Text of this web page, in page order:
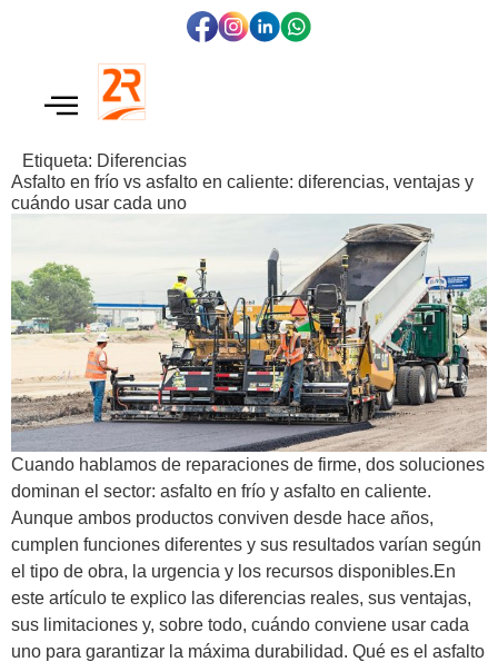
Etiqueta: Diferencias
Asfalto en frío vs asfalto en caliente: diferencias, ventajas y
cuándo usar cada uno
Cuando hablamos de reparaciones de firme, dos soluciones
dominan el sector: asfalto en frío y asfalto en caliente.
Aunque ambos productos conviven desde hace años,
cumplen funciones diferentes y sus resultados varían según
el tipo de obra, la urgencia y los recursos disponibles.En
este artículo te explico las diferencias reales, sus ventajas,
sus limitaciones y, sobre todo, cuándo conviene usar cada
uno para garantizar la máxima durabilidad. Qué es el asfalto